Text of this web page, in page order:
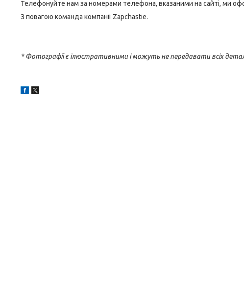
Телефонуйте нам за номерами телефона, вказаними на сайті, ми
З повагою команда компанії Zapchastie.
* Фотографії є ілюстративними і можуть не передавати всіх